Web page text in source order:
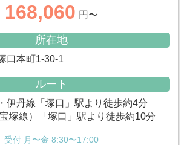
168,060 円〜
所在地
口本町1-30-1
ルート
伊丹線「塚口」駅より徒歩約4分
塚線）「塚口」駅より徒歩約10分
受付 月〜金 8:30〜17:00